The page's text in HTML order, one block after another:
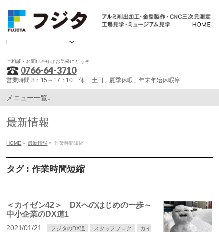
ご相談・お問い合せはお気軽にどうぞ。
0766-64-3710
営業時間 8：15～17：10 休日 土日、夏季休暇、年末年始休暇等
メニュー一覧↓
最新情報
HOME » 最新情報 » 作業時間短縮
タグ : 作業時間短縮
＜カイゼン42＞ DXへのはじめの一歩～
中小企業のDX道1
2021/01/21 フジタのDX道 スタッフブログ
カイ